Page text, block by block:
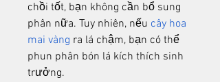
chồi tốt, bạn không cần bổ sung
phân nữa. Tuy nhiên, nếu cây hoa
mai vàng ra lá chậm, bạn có thể
phun phân bón lá kích thích sinh
trưởng.